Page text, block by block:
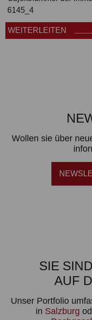
6145_4
WEITERLEITEN
Wollen sie über
SIE
AUF
Unser Portfolio
in Salzburg